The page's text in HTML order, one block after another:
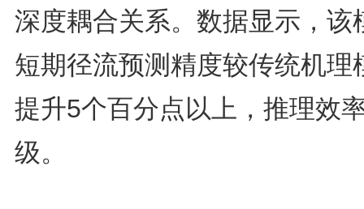
深度耦合关系。数据显示，该
短期径流预测精度较传统机理
提升5个百分点以上，推理效
级。